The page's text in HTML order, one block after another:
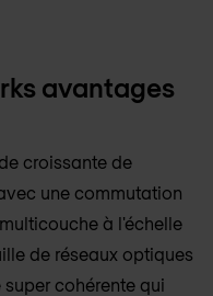
avantages
croissante de
une commutation
à l'échelle
de réseaux optiques
cohérente qui